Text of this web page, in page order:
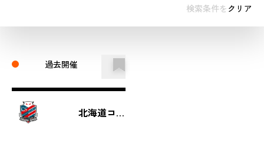
検索条件を クリア
過去開催
北海道コンサドーレ札幌